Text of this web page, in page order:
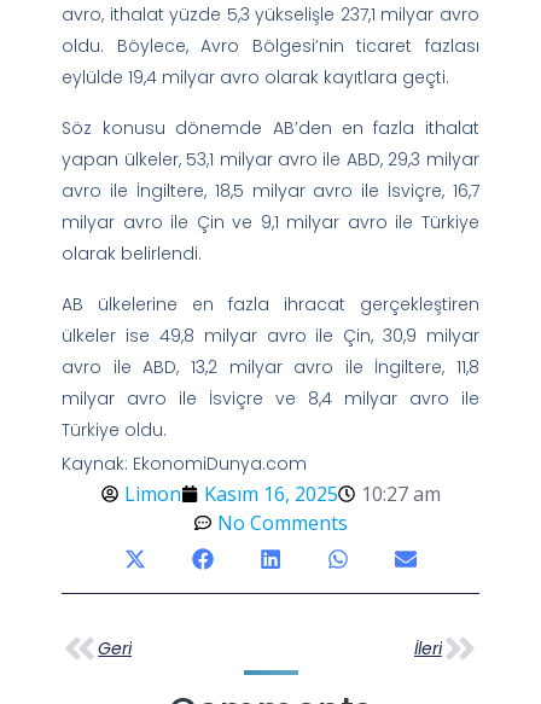
avro, ithalat yüzde 5,3 yükselişle 237,1 milyar avro
oldu. Böylece, Avro Bölgesi’nin ticaret fazlası
eylülde 19,4 milyar avro olarak kayıtlara geçti.
Söz konusu dönemde AB’den en fazla ithalat
yapan ülkeler, 53,1 milyar avro ile ABD, 29,3 milyar
avro ile İngiltere, 18,5 milyar avro ile İsviçre, 16,7
milyar avro ile Çin ve 9,1 milyar avro ile Türkiye
olarak belirlendi.
AB ülkelerine en fazla ihracat gerçekleştiren
ülkeler ise 49,8 milyar avro ile Çin, 30,9 milyar
avro ile ABD, 13,2 milyar avro ile İngiltere, 11,8
milyar avro ile İsviçre ve 8,4 milyar avro ile
Türkiye oldu.
Kaynak: EkonomiDunya.com
Limon Kasım 16, 2025
10:27 am
No Comments
Geri İleri